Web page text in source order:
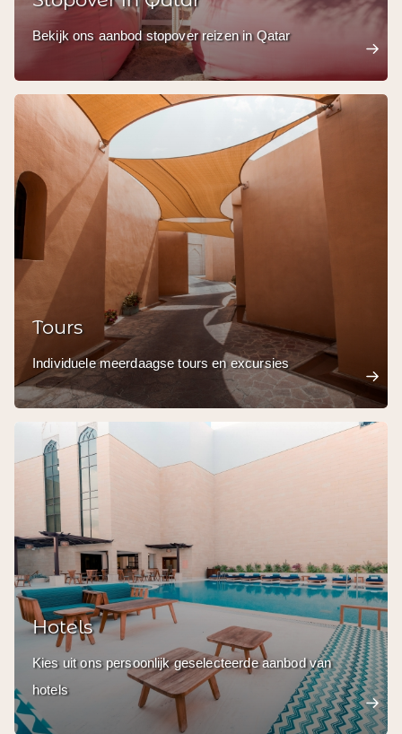
Bekijk ons aanbod stopover reizen in Qatar
Tours
Individuele meerdaagse tours en excursies
Hotels
Kies uit ons persoonlijk geselecteerde aanbod van
hotels